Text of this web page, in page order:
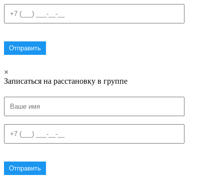
×
Записаться на расстановку в группе